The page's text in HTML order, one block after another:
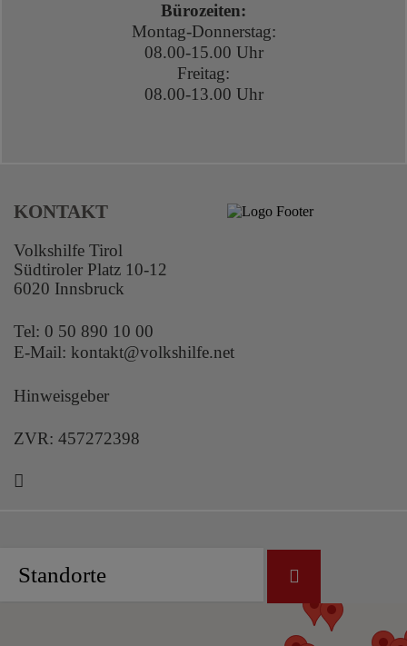
Bürozeiten:
Montag-Donnerstag:
08.00-15.00 Uhr
Freitag:
08.00-13.00 Uhr
KONTAKT
Volkshilfe Tirol
Südtiroler Platz 10-12
6020 Innsbruck
Tel: 0 50 890 10 00
E-Mail: kontakt@volkshilfe.net
Hinweisgeber
ZVR: 457272398